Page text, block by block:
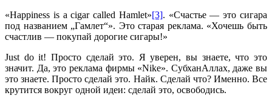
«Нappiness is a cigar called Hamlet»[3]. «Счастье — это сигара
под названием „Гамлет“». Это старая реклама. «Хочешь быть
счастлив — покупай дорогие сигары!»
Just do it! Просто сделай это. Я уверен, вы знаете, что это
значит. Да, это реклама фирмы «Nike». СубханАллах, даже вы
это знаете. Просто сделай это. Найк. Сделай что? Именно. Все
крутится вокруг одной идеи: сделай это, освободись.